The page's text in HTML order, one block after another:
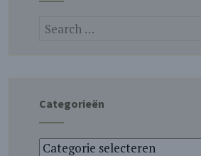
Categorieën
Categorieën